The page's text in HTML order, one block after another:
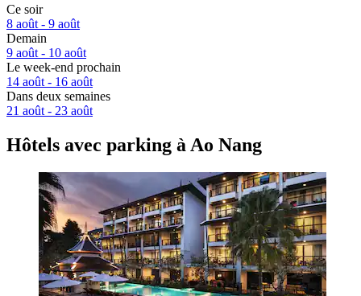
Ce soir
8 août - 9 août
Demain
9 août - 10 août
Le week-end prochain
14 août - 16 août
Dans deux semaines
21 août - 23 août
Hôtels avec parking à Ao Nang